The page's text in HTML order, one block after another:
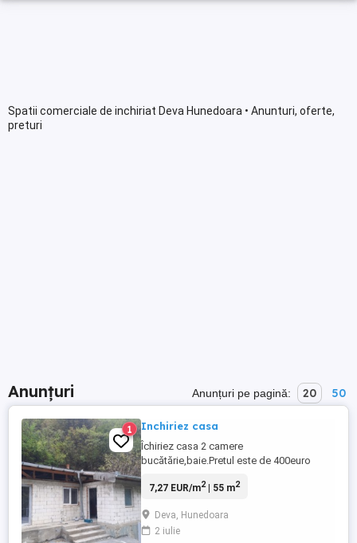
Spatii comerciale de inchiriat Deva Hunedoara • Anunturi, oferte,
preturi
Anunțuri Anunțuri pe pagină: 20 50
1 Inchiriez casa
Îchiriez casa 2 camere
bucătărie,baie.Pretul este de 400euro
electricitate. Locatia se află în Deva strada
7,27 EUR/m2| 55 m2
Deva, Hunedoara
2 iulie